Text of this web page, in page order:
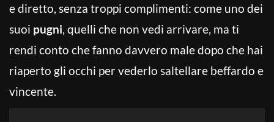
e diretto, senza troppi complimenti: come uno dei
suoi pugni, quelli che non vedi arrivare, ma ti
rendi conto che fanno davvero male dopo che hai
riaperto gli occhi per vederlo saltellare beffardo e
vincente.